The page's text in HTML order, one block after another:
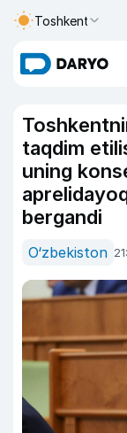
Toshkent
taqdim
uning
bergandi
O‘zbekiston